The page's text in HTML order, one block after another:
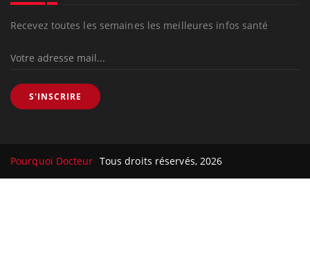
Recevez toutes les semaines les meilleures infos santé
S'INSCRIRE
Pourquoi Docteur Tous droits réservés, 2026